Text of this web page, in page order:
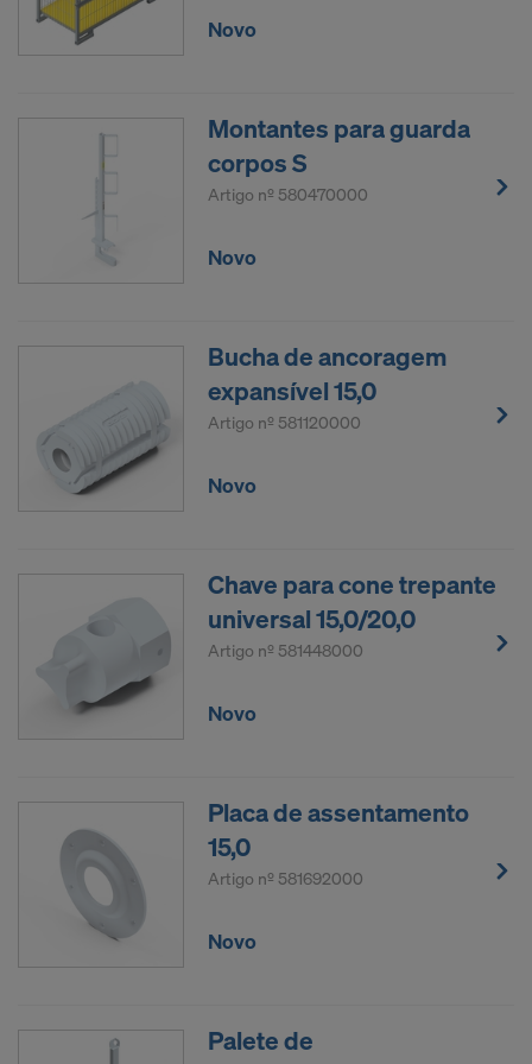
Novo
Montantes para guarda
corpos S
Artigo nº 580470000
Novo
Bucha de ancoragem
expansível 15,0
Artigo nº 581120000
Novo
Chave para cone trepante
universal 15,0/20,0
Artigo nº 581448000
Novo
Placa de assentamento
15,0
Artigo nº 581692000
Novo
Palete de
YouTube LLC
dados pessoais a estes operadores.
Pode retirar o seu consentimento em qualquer
momento com efeitos para o futuro, acedendo às
CONCORDA COM A UTILIZAÇÃO DE
SEUS DADOS PESSOAIS PARA OS